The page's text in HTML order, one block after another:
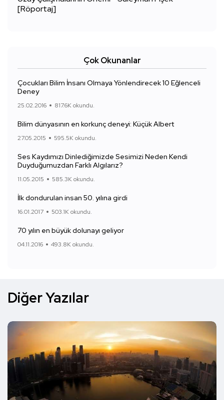
[Röportaj]
Çok Okunanlar
Çocukları Bilim İnsanı Olmaya Yönlendirecek 10 Eğlenceli
Deney
25.02.2016 817.6K okundu.
Bilim dünyasının en korkunç deneyi: Küçük Albert
27.05.2015 595.5K okundu.
Ses Kaydımızı Dinlediğimizde Sesimizi Neden Kendi
Duyduğumuzdan Farklı Algılarız?
11.05.2015 585.3K okundu.
İlk dondurulan insan 50. yılına girdi
16.01.2017 503.1K okundu.
70 yılın en büyük dolunayı geliyor
04.11.2016 493.8K okundu.
Diğer Yazılar